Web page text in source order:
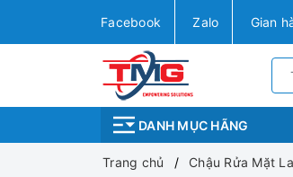
Facebook Zalo Gian
DANH MỤC HÃNG
Trang chủ Chậu Rửa Mặt